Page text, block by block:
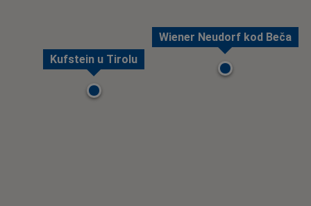
Wiener Neudorf kod Beča
Kufstein u Tirolu